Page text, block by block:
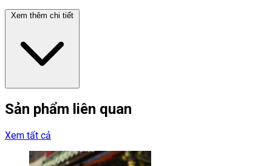
Xem thêm chi tiết
Sản phẩm liên quan
Xem tất cả